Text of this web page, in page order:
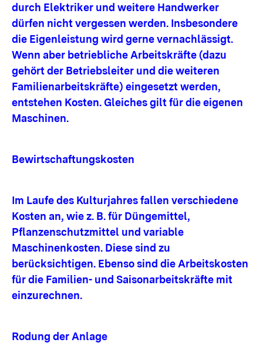
durch Elektriker und weitere Handwerker
dürfen nicht vergessen werden. Insbesondere
die Eigenleistung wird gerne vernachlässigt.
Wenn aber betriebliche Arbeitskräfte (dazu
gehört der Betriebsleiter und die weiteren
Familienarbeitskräfte) eingesetzt werden,
entstehen Kosten. Gleiches gilt für die eigenen
Maschinen.
Bewirtschaftungskosten
Im Laufe des Kulturjahres fallen verschiedene
Kosten an, wie z. B. für Düngemittel,
Pflanzenschutzmittel und variable
Maschinenkosten. Diese sind zu
berücksichtigen. Ebenso sind die Arbeitskosten
für die Familien- und Saisonarbeitskräfte mit
einzurechnen.
Rodung der Anlage